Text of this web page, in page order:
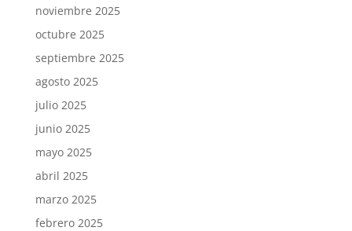
noviembre 2025
octubre 2025
septiembre 2025
agosto 2025
julio 2025
junio 2025
mayo 2025
abril 2025
marzo 2025
febrero 2025